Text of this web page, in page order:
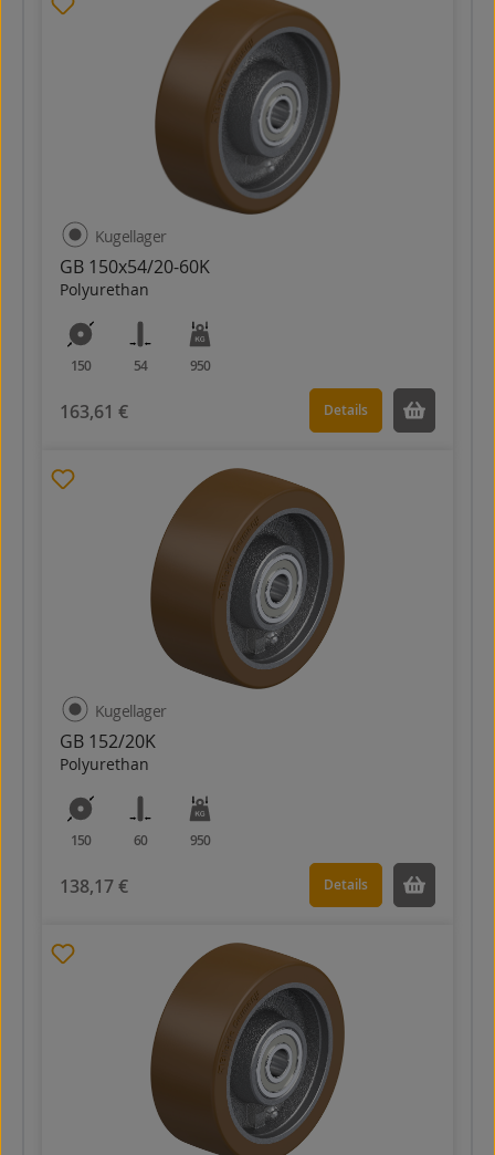
GB 150x54/20-60K
Polyurethan
Kugellager
150 54 950
163,61 € Details
GB 152/20K
Polyurethan
Kugellager
150 60 950
138,17 € Details